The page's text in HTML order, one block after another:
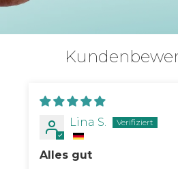
Lina S.
Alles gut